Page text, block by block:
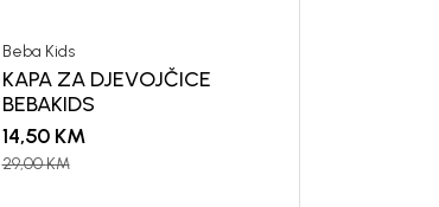
Beba Kids
KAPA ZA DJEVOJČICE
BEBAKIDS
14,50 KM
29,00KM